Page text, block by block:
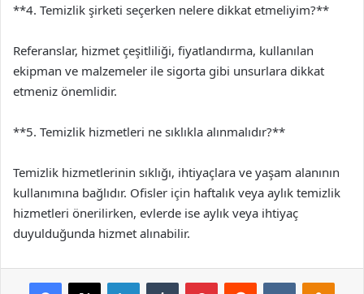
**4. Temizlik şirketi seçerken nelere dikkat etmeliyim?**
Referanslar, hizmet çeşitliliği, fiyatlandırma, kullanılan
ekipman ve malzemeler ile sigorta gibi unsurlara dikkat
etmeniz önemlidir.
**5. Temizlik hizmetleri ne sıklıkla alınmalıdır?**
Temizlik hizmetlerinin sıklığı, ihtiyaçlara ve yaşam alanının
kullanımına bağlıdır. Ofisler için haftalık veya aylık temizlik
hizmetleri önerilirken, evlerde ise aylık veya ihtiyaç
duyulduğunda hizmet alınabilir.
Facebook
X LinkedInTumblr PinterestReddit VKontakte